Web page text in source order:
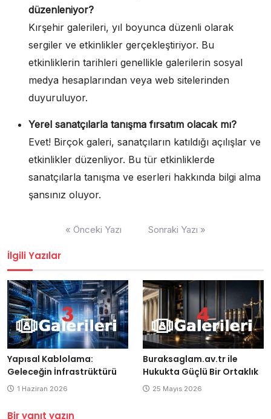
düzenleniyor?
Kırşehir galerileri, yıl boyunca düzenli olarak
sergiler ve etkinlikler gerçekleştiriyor. Bu
etkinliklerin tarihleri genellikle galerilerin sosyal
medya hesaplarından veya web sitelerinden
duyuruluyor.
Yerel sanatçılarla tanışma fırsatım olacak mı?
Evet! Birçok galeri, sanatçıların katıldığı açılışlar ve
etkinlikler düzenliyor. Bu tür etkinliklerde
sanatçılarla tanışma ve eserleri hakkında bilgi alma
şansınız oluyor.
« Önceki Yazı Sonraki Yazı »
İlgili Yazılar
Yapısal Kablolama:
Geleceğin İnfrastrüktürü
1 Haziran 2026
Buraksaglam.av.tr ile
Hukukta Güçlü Bir Ortaklık
25 Mayıs 2026
Bir yanıt yazın